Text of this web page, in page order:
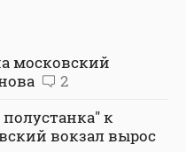
московский
2
к
вокзал вырос